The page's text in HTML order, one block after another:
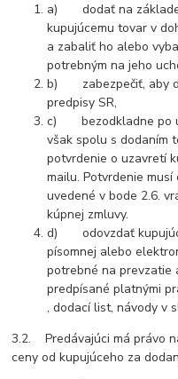
a) dodať na základe
kupujúcemu tovar v
a zabaliť ho alebo
potrebným na jeho
b) zabezpečiť, aby
predpisy SR,
c) bezodkladne po
však spolu s dodaním
potvrdenie o uzavretí
mailu. Potvrdenie
uvedené v bode 2.6.
kúpnej zmluvy.
d) odovzdať
písomnej alebo
potrebné na prevzatie
predpísané platnými
, dodací list, návody v
3.2. Predávajúci má právo
ceny od kupujúceho za